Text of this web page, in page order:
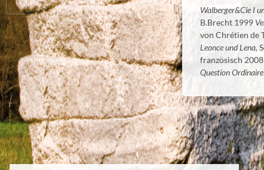
Walberger&Cie I
B.Brecht 1999
von Chrétien de
Leonce und Lena,
französisch
Question